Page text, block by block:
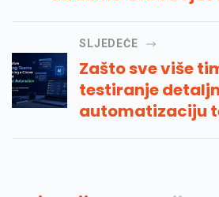
SLJEDEĆE
Zašto sve više
testiranje
automatizaciju
umjetne